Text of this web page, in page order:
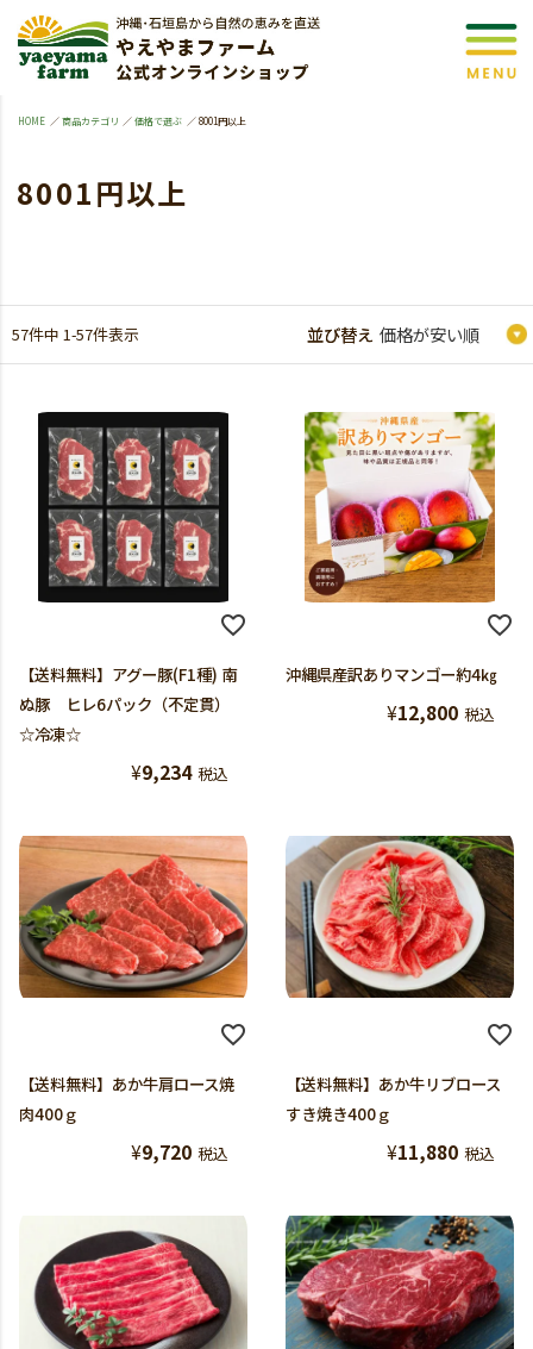
HOME 商品カテゴリ 価格で選ぶ 8001円以上
8001円以上
57件中 1-57件表示
【送料無料】アグー豚(F1種) 南
ぬ豚 ヒレ6パック（不定貫）
☆冷凍☆
¥9,234 税込
沖縄県産訳ありマンゴー約4㎏
¥12,800 税込
【送料無料】あか牛肩ロース焼
肉400ｇ
¥9,720 税込
【送料無料】あか牛リブロース
すき焼き400ｇ
¥11,880 税込